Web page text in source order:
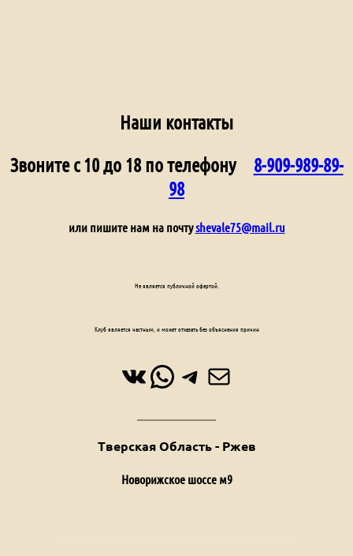
Наши контакты
Звоните с 10 до 18 по телефону
8-909-989-89-
98
или пишите нам на почтуshevale75@mail.ru
ВКонтакте
WhatsApp
Telegram
Почта
Тверская Область - Ржев
Новорижское шоссе м9